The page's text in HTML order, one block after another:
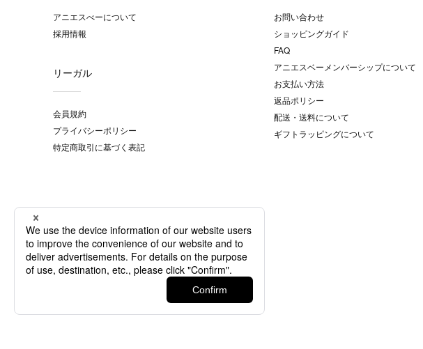
アニエスべーについて
採用情報
リーガル
会員規約
プライバシーポリシー
特定商取引に基づく表記
お問い合わせ
ショッピングガイド
FAQ
アニエスベーメンバーシップについて
お支払い方法
返品ポリシー
配送・送料について
ギフトラッピングについて